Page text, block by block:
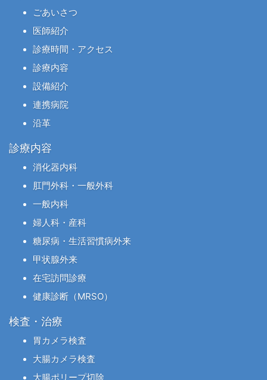
ごあいさつ
医師紹介
診療時間・アクセス
診療内容
設備紹介
連携病院
沿革
診療内容
消化器内科
肛門外科・一般外科
一般内科
婦人科・産科
糖尿病・生活習慣病外来
甲状腺外来
在宅訪問診療
健康診断（MRSO）
検査・治療
胃カメラ検査
大腸カメラ検査
大腸ポリープ切除